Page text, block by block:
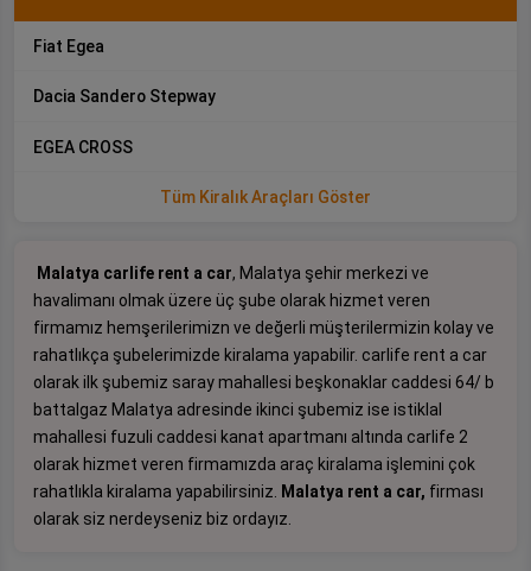
Malatya carlife rent a car, Malatya şehir merkezi ve
havalimanı olmak üzere üç şube olarak hizmet veren
firmamız hemşerilerimizn ve değerli müşterilermizin kolay ve
rahatlıkça şubelerimizde kiralama yapabilir. carlife rent a car
olarak ilk şubemiz saray mahallesi beşkonaklar caddesi 64/ b
battalgaz Malatya adresinde ikinci şubemiz ise istiklal
mahallesi fuzuli caddesi kanat apartmanı altında carlife 2
olarak hizmet veren firmamızda araç kiralama işlemini çok
rahatlıkla kiralama yapabilirsiniz.
Malatya rent a car, firması
olarak siz nerdeyseniz biz ordayız.
Fiat Egea
Dacia Sandero Stepway
EGEA CROSS
Tüm Kiralık Araçları Göster